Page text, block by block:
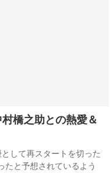
橋之助との熱愛＆
して再スタートを切った
たと予想されているよう